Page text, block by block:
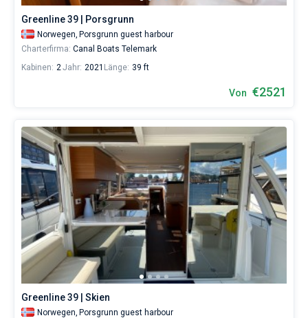
Greenline 39 | Porsgrunn
Norwegen, Porsgrunn guest harbour
Charterfirma: Canal Boats Telemark
Kabinen: 2Jahr: 2021 Länge: 39 ft
Von €2521
Greenline 39 | Skien
Norwegen, Porsgrunn guest harbour